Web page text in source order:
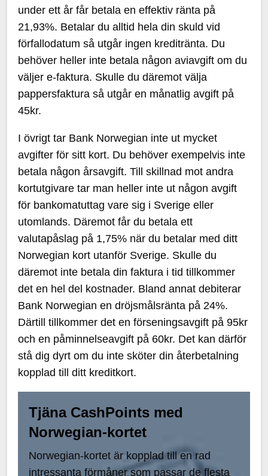
under ett år får betala en effektiv ränta på
21,93%. Betalar du alltid hela din skuld vid
förfallodatum så utgår ingen kreditränta. Du
behöver heller inte betala någon aviavgift om du
väljer e-faktura. Skulle du däremot välja
pappersfaktura så utgår en månatlig avgift på
45kr.
I övrigt tar Bank Norwegian inte ut mycket
avgifter för sitt kort. Du behöver exempelvis inte
betala någon årsavgift. Till skillnad mot andra
kortutgivare tar man heller inte ut någon avgift
för bankomatuttag vare sig i Sverige eller
utomlands. Däremot får du betala ett
valutapåslag på 1,75% när du betalar med ditt
Norwegian kort utanför Sverige. Skulle du
däremot inte betala din faktura i tid tillkommer
det en hel del kostnader. Bland annat debiterar
Bank Norwegian en dröjsmålsränta på 24%.
Därtill tillkommer det en förseningsavgift på 95kr
och en påminnelseavgift på 60kr. Det kan därför
stå dig dyrt om du inte sköter din återbetalning
kopplad till ditt kreditkort.
Tjäna CashPoints med
Norwegian-kortet
Norwegian-kortet är kopplad till en rad
intressanta förmåner som passar de flesta